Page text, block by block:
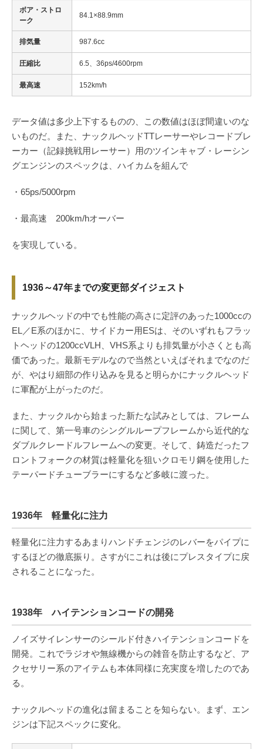
ボア・ストロ
ーク
84.1×88.9mm
排気量 987.6cc
圧縮比 6.5、36ps/4600rpm
最高速 152km/h
データ値は多少上下するものの、この数値はほぼ間違いのな
いものだ。また、ナックルヘッドTTレーサーやレコードブレ
ーカー（記録挑戦用レーサー）用のツインキャブ・レーシン
グエンジンのスペックは、ハイカムを組んで
・65ps/5000rpm
・最高速 200km/hオーバー
を実現している。
1936～47年までの変更部ダイジェスト
ナックルヘッドの中でも性能の高さに定評のあった1000ccの
EL／E系のほかに、サイドカー用ESは、そのいずれもフラッ
トヘッドの1200ccVLH、VHS系よりも排気量が小さくとも高
価であった。最新モデルなので当然といえばそれまでなのだ
が、やはり細部の作り込みを見ると明らかにナックルヘッド
に軍配が上がったのだ。
また、ナックルから始まった新たな試みとしては、フレーム
に関して、第一号車のシングルループフレームから近代的な
ダブルクレードルフレームへの変更。そして、鋳造だったフ
ロントフォークの材質は軽量化を狙いクロモリ鋼を使用した
テーパードチューブラーにするなど多岐に渡った。
1936年 軽量化に注力
軽量化に注力するあまりハンドチェンジのレバーをパイプに
するほどの徹底振り。さすがにこれは後にプレスタイプに戻
されることになった。
1938年 ハイテンションコードの開発
ノイズサイレンサーのシールド付きハイテンションコードを
開発。これでラジオや無線機からの雑音を防止するなど、ア
クセサリー系のアイテムも本体同様に充実度を増したのであ
る。
ナックルヘッドの進化は留まることを知らない。まず、エン
ジンは下記スペックに変化。